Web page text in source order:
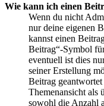
Wie kann ich einen
Wenn du nicht
nur deine eigenen
kannst einen
Beitrag“-Symbol
eventuell ist dies
seiner Erstellung
Beitrag
Themenansicht als
sowohl die Anzahl